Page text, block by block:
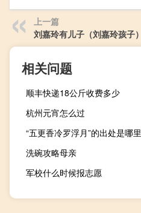
上一篇
刘嘉玲有儿子（刘嘉玲孩子）
相关问题
顺丰快递18公斤收费多少
杭州元宵怎么过
“五更香冷罗浮月”的出处是哪里
洗碗攻略母亲
军校什么时候报志愿